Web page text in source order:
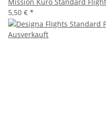
Mission Kuro Standard
5,50 € *
Ausverkauft